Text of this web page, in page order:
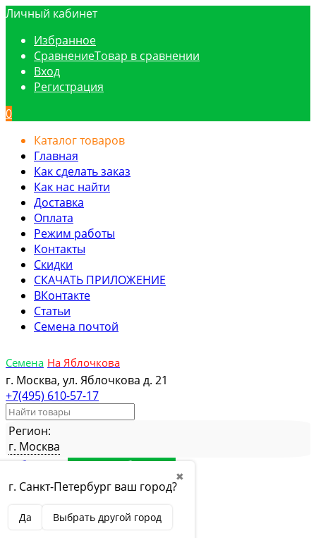
Личный кабинет
Избранное
СравнениеТовар в сравнении
Вход
Регистрация
0
Каталог товаров
Главная
Как сделать заказ
Как нас найти
Доставка
Оплата
Режим работы
Контакты
Скидки
СКАЧАТЬ ПРИЛОЖЕНИЕ
ВКонтакте
Статьи
Семена почтой
Семена На Яблочкова
г. Москва, ул. Яблочкова д. 21
+7(495) 610-57-17
Регион:
г. Москва
✖
г. Санкт-Петербург ваш город?
Да Выбрать другой город
Избранное Товар в избранном
СравнениеТовар в сравнении
Вход
Вход